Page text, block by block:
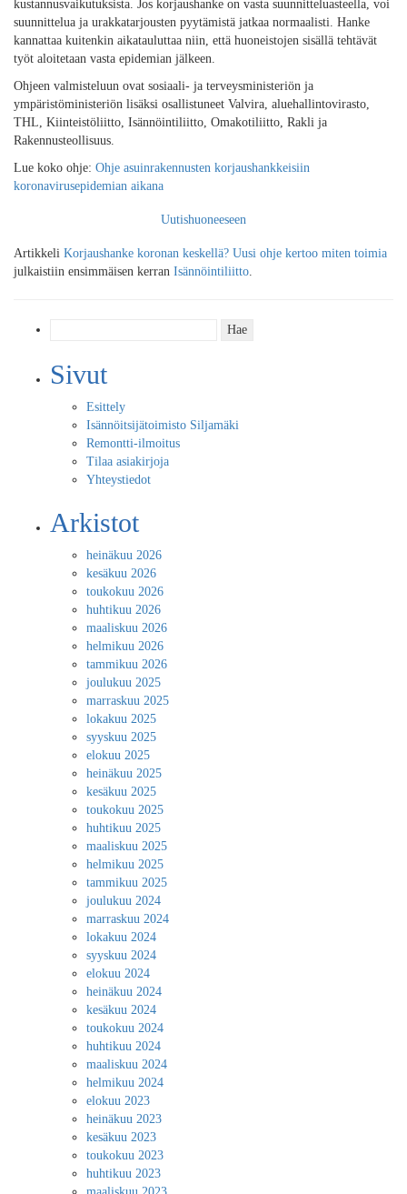
kustannusvaikutuksista. Jos korjaushanke on vasta suunnitteluasteella, voi
suunnittelua ja urakkatarjousten pyytämistä jatkaa normaalisti. Hanke
kannattaa kuitenkin aikatauluttaa niin, että huoneistojen sisällä tehtävät
työt aloitetaan vasta epidemian jälkeen.
Ohjeen valmisteluun ovat sosiaali- ja terveysministeriön ja
ympäristöministeriön lisäksi osallistuneet Valvira, aluehallintovirasto,
THL, Kiinteistöliitto, Isännöintiliitto, Omakotiliitto, Rakli ja
Rakennusteollisuus.
Lue koko ohje: Ohje asuinrakennusten korjaushankkeisiin
koronavirusepidemian aikana
Uutishuoneeseen
Artikkeli Korjaushanke koronan keskellä? Uusi ohje kertoo miten toimia
julkaistiin ensimmäisen kerran Isännöintiliitto.
Sivut
Esittely
Isännöitsijätoimisto Siljamäki
Remontti-ilmoitus
Tilaa asiakirjoja
Yhteystiedot
Arkistot
heinäkuu 2026
kesäkuu 2026
toukokuu 2026
huhtikuu 2026
maaliskuu 2026
helmikuu 2026
tammikuu 2026
joulukuu 2025
marraskuu 2025
lokakuu 2025
syyskuu 2025
elokuu 2025
heinäkuu 2025
kesäkuu 2025
toukokuu 2025
huhtikuu 2025
maaliskuu 2025
helmikuu 2025
tammikuu 2025
joulukuu 2024
marraskuu 2024
lokakuu 2024
syyskuu 2024
elokuu 2024
heinäkuu 2024
kesäkuu 2024
toukokuu 2024
huhtikuu 2024
maaliskuu 2024
helmikuu 2024
elokuu 2023
heinäkuu 2023
kesäkuu 2023
toukokuu 2023
huhtikuu 2023